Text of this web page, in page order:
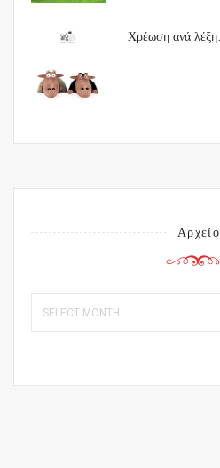
Χρέωση ανά
Αρχείο